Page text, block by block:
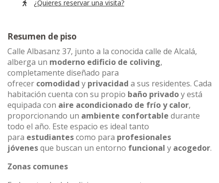
¿Quieres reservar una visita?
Resumen de piso
Calle Albasanz 37, junto a la conocida calle de Alcalá,
alberga un moderno edificio de coliving,
completamente diseñado para
ofrecer comodidad y privacidad a sus residentes. Cada
habitación cuenta con su propio baño privadoy está
equipada con aire acondicionado de frío y calor,
proporcionando un ambiente confortable durante
todo el año. Este espacio es ideal tanto
para estudiantescomo para profesionales
jóvenesque buscan un entorno funcional y acogedor.
Zonas comunes